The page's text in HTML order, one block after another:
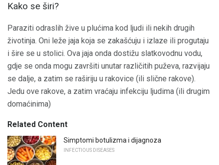
Kako se širi?
Paraziti odraslih žive u plućima kod ljudi ili nekih drugih
životinja. Oni leže jaja koja se zakašćuju i izlaze ili progutaju
i šire se u stolici. Ova jaja onda dostižu slatkovodnu vodu,
gdje se onda mogu završiti unutar različitih puževa, razvijaju
se dalje, a zatim se raširiju u rakovice (ili slične rakove).
Jedu ove rakove, a zatim vraćaju infekciju ljudima (ili drugim
domaćinima)
Related Content
Simptomi botulizma i dijagnoza
INFECTIOUS DISEASES